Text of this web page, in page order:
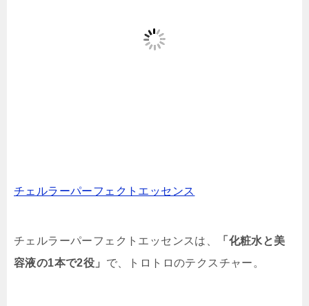
チェルラーパーフェクトエッセンス
チェルラーパーフェクトエッセンスは、
「化粧水と美
容液の1本で2役」 で、トロトロのテクスチャー。